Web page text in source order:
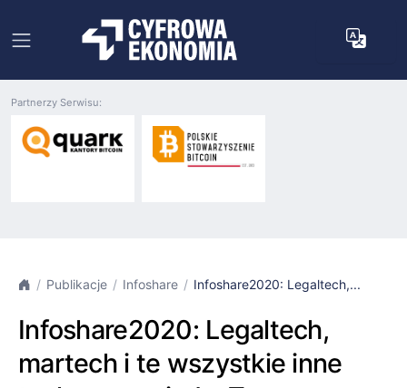
Partnerzy Serwisu:
Publikacje Infoshare Infoshare2020: Legaltech,...
Infoshare2020: Legaltech,
martech i te wszystkie inne